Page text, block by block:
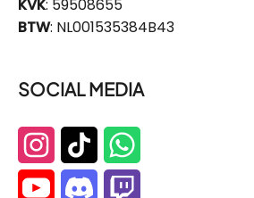
KVK: 59508655
BTW: NL001535384B43
SOCIAL MEDIA